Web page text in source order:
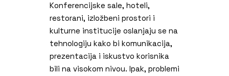
Konferencijske sale, hoteli,
restorani, izložbeni prostori i
kulturne institucije oslanjaju se na
tehnologiju kako bi komunikacija,
prezentacija i iskustvo korisnika
bili na visokom nivou. Ipak, problemi